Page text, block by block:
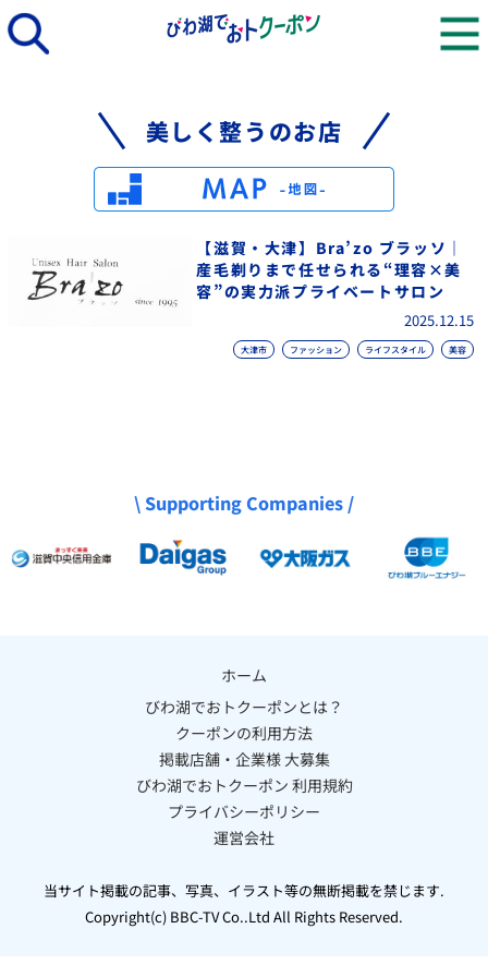
美しく整うのお店
【滋賀・大津】Bra’zo ブラッソ｜
産毛剃りまで任せられる“理容×美
容”の実力派プライベートサロン
2025.12.15
大津市 ファッション ライフスタイル 美容
\ Supporting Companies /
ホーム
びわ湖でおトクーポンとは？
クーポンの利用方法
掲載店舗・企業様 大募集
びわ湖でおトクーポン 利用規約
プライバシーポリシー
運営会社
当サイト掲載の記事、写真、イラスト等の無断掲載を禁じます.
Copyright(c) BBC-TV Co..Ltd All Rights Reserved.